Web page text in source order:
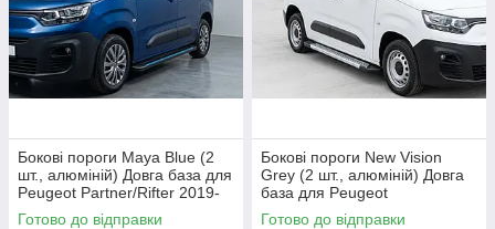
Бокові пороги Maya Blue (2
шт., алюміній) Довга база для
Peugeot Partner/Rifter 2019-
рр
Готово до відправки
Бокові пороги New Vision
Grey (2 шт., алюміній) Довга
база для Peugeot
Partner/Rifter 2019- рр
Готово до відправки